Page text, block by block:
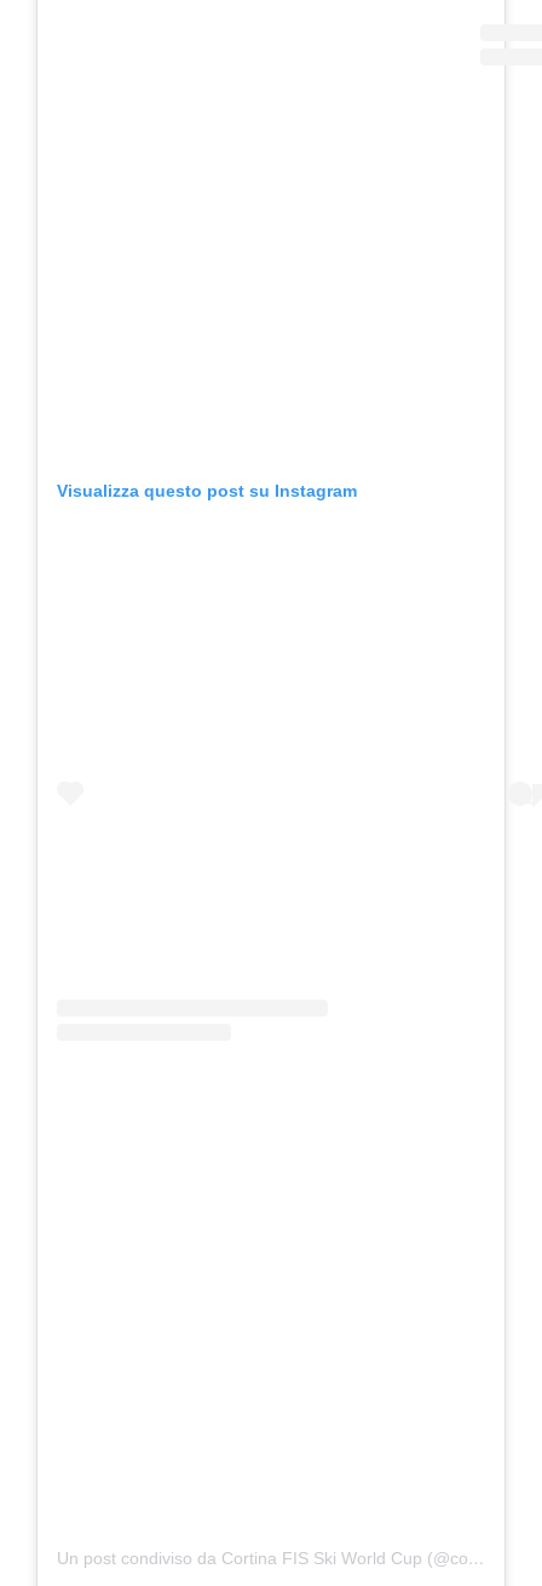
Visualizza questo post su Instagram
Un post condiviso da Cortina FIS Ski World Cup (@cortinaskiworldcup)